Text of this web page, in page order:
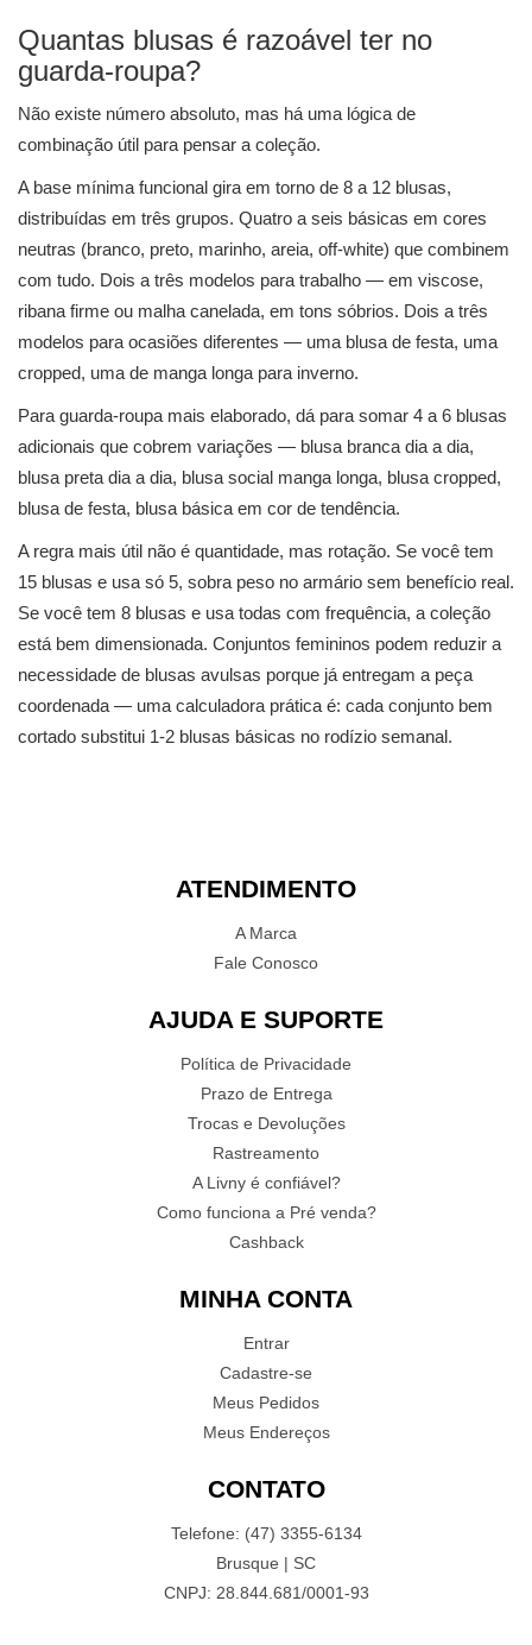
Quantas blusas é razoável ter no
guarda-roupa?
Não existe número absoluto, mas há uma lógica de
combinação útil para pensar a coleção.
A base mínima funcional gira em torno de 8 a 12 blusas,
distribuídas em três grupos. Quatro a seis básicas em cores
neutras (branco, preto, marinho, areia, off-white) que combinem
com tudo. Dois a três modelos para trabalho — em viscose,
ribana firme ou malha canelada, em tons sóbrios. Dois a três
modelos para ocasiões diferentes — uma blusa de festa, uma
cropped, uma de manga longa para inverno.
Para guarda-roupa mais elaborado, dá para somar 4 a 6 blusas
adicionais que cobrem variações — blusa branca dia a dia,
blusa preta dia a dia, blusa social manga longa, blusa cropped,
blusa de festa, blusa básica em cor de tendência.
A regra mais útil não é quantidade, mas rotação. Se você tem
15 blusas e usa só 5, sobra peso no armário sem benefício real.
Se você tem 8 blusas e usa todas com frequência, a coleção
está bem dimensionada. Conjuntos femininos podem reduzir a
necessidade de blusas avulsas porque já entregam a peça
coordenada — uma calculadora prática é: cada conjunto bem
cortado substitui 1-2 blusas básicas no rodízio semanal.
ATENDIMENTO
A Marca
Fale Conosco
AJUDA E SUPORTE
Política de Privacidade
Prazo de Entrega
Trocas e Devoluções
Rastreamento
A Livny é confiável?
Como funciona a Pré venda?
Cashback
MINHA CONTA
Entrar
Cadastre-se
Meus Pedidos
Meus Endereços
CONTATO
Telefone: (47) 3355-6134
Brusque | SC
CNPJ: 28.844.681/0001-93